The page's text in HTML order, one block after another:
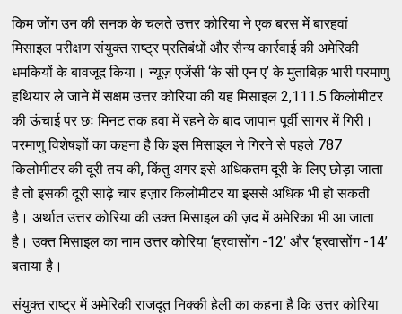
किम जोंग उन की सनक के चलते उत्तर कोरिया ने एक बरस में बारहवां
मिसाइल परीक्षण संयुक्त राष्ट्र प्रतिबंधों और सैन्य कार्रवाई की अमेरिकी
धमकियों के बावजूद किया। न्यूज़ एजेंसी ‘के सी एन ए’ के मुताबिक़ भारी परमाणु
हथियार ले जाने में सक्षम उत्तर कोरिया की यह मिसाइल 2,111.5 किलोमीटर
की ऊंचाई पर छः मिनट तक हवा में रहने के बाद जापान पूर्वी सागर में गिरी।
परमाणु विशेषज्ञों का कहना है कि इस मिसाइल ने गिरने से पहले 787
किलोमीटर की दूरी तय की, किंतु अगर इसे अधिकतम दूरी के लिए छोड़ा जाता
है तो इसकी दूरी साढ़े चार हज़ार किलोमीटर या इससे अधिक भी हो सकती
है। अर्थात उत्तर कोरिया की उक्त मिसाइल की ज़द में अमेरिका भी आ जाता
है। उक्त मिसाइल का नाम उत्तर कोरिया ‘ह्रवासोंग -12’ और ‘ह्रवासोंग -14’
बताया है।
संयुक्त राष्ट्र में अमेरिकी राजदूत निक्की हेली का कहना है कि उत्तर कोरिया